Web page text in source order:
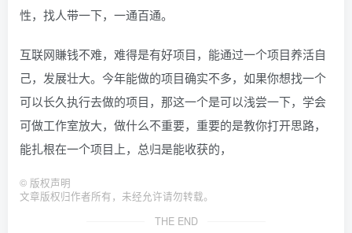
性，找人带一下，一通百通。
互联网賺钱不难，难得是有好项目，能通过一个项目养活自
己，发展壮大。今年能做的项目确实不多，如果你想找一个
可以长久执行去做的项目，那这一个是可以浅尝一下，学会
可做工作室放大，做什么不重要，重要的是教你打开思路，
能扎根在一个项目上，总归是能收获的，
© 版权声明
文章版权归作者所有，未经允许请勿转载。
THE END